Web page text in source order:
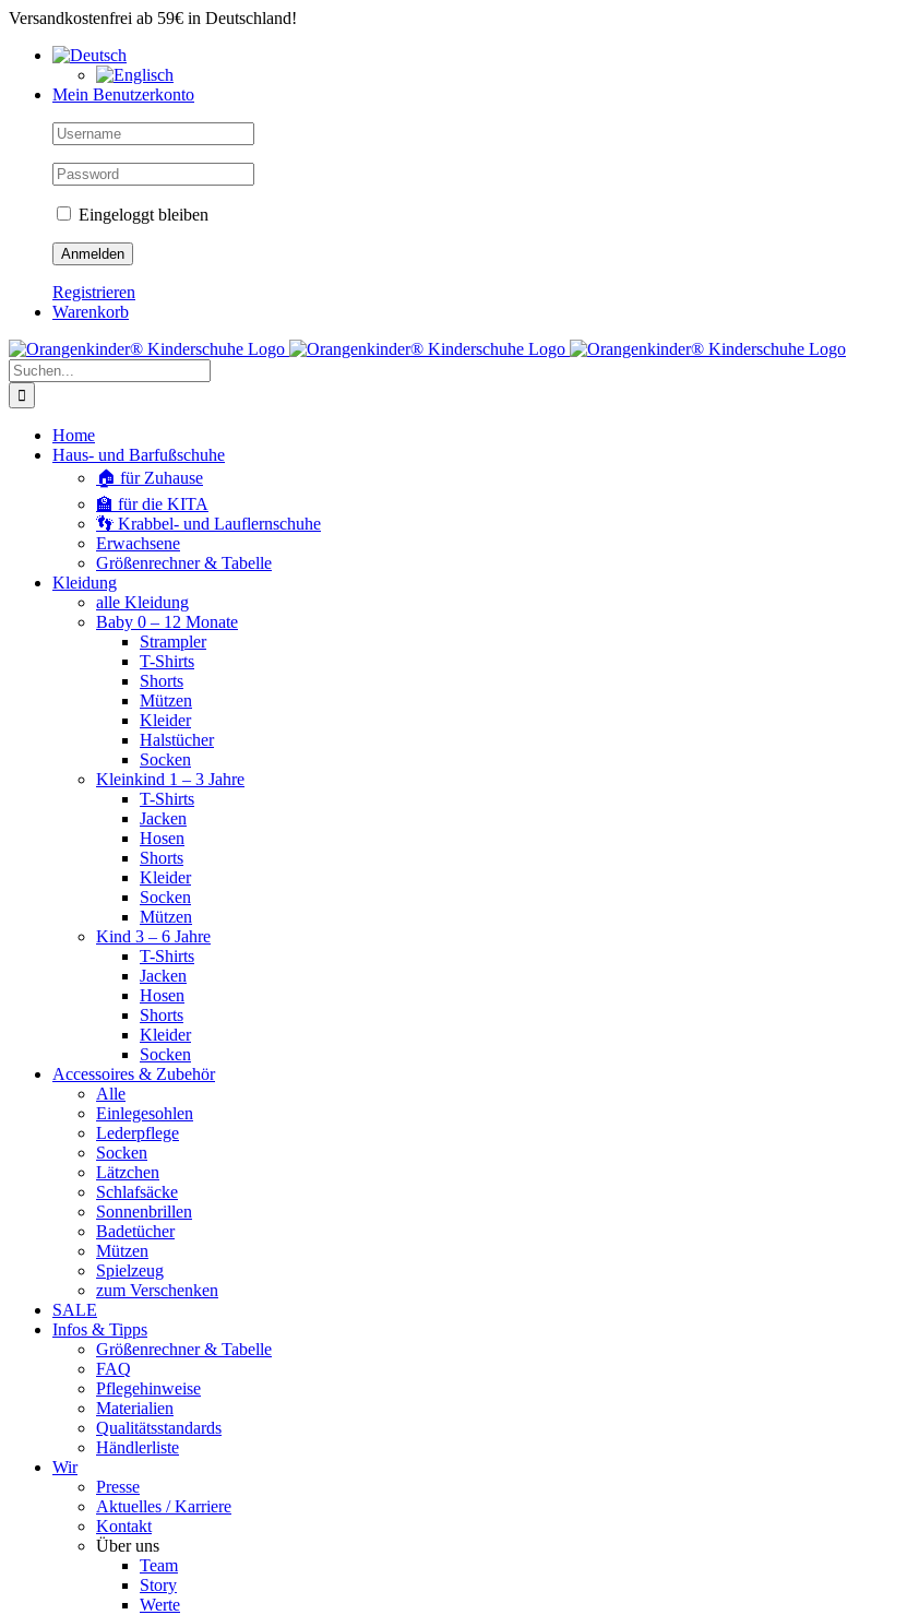
Zum
springen
Versandkostenfrei ab 59€ in Deutschland!
Mein Benutzerkonto
Eingeloggt bleiben
Registrieren
Warenkorb
Suche
nach:
Home
Haus- und Barfußschuhe
🏠 für Zuhause
🏫 für die KITA
👣 Krabbel- und Lauflernschuhe
Erwachsene
Größenrechner & Tabelle
Kleidung
alle Kleidung
Baby 0 – 12 Monate
Strampler
T-Shirts
Shorts
Mützen
Kleider
Halstücher
Socken
Kleinkind 1 – 3 Jahre
T-Shirts
Jacken
Hosen
Shorts
Kleider
Socken
Mützen
Kind 3 – 6 Jahre
T-Shirts
Jacken
Hosen
Shorts
Kleider
Socken
Accessoires & Zubehör
Alle
Einlegesohlen
Lederpflege
Socken
Lätzchen
Schlafsäcke
Sonnenbrillen
Badetücher
Mützen
Spielzeug
zum Verschenken
SALE
Infos & Tipps
Größenrechner & Tabelle
FAQ
Pflegehinweise
Materialien
Qualitätsstandards
Händlerliste
Wir
Presse
Aktuelles / Karriere
Kontakt
Über uns
Team
Story
Werte